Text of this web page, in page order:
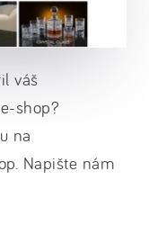
váš
shop?
na
Napište nám